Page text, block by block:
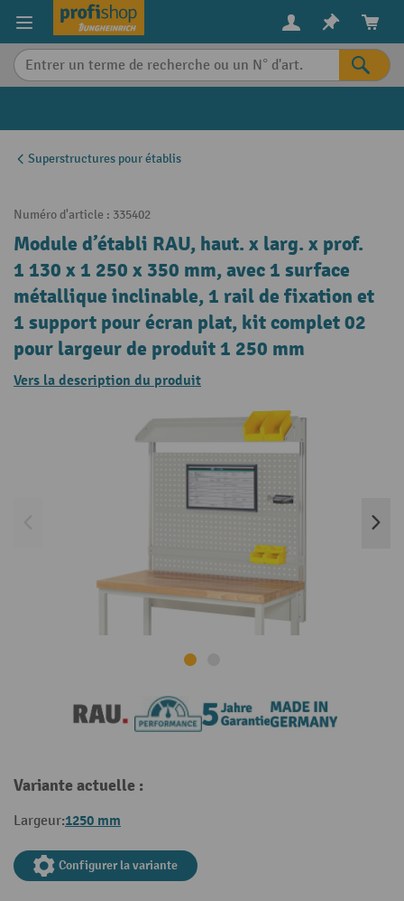
content
Superstructures pour établis
Numéro d'article : 335402
Module d’établi RAU, haut. x larg. x prof.
1 130 x 1 250 x 350 mm, avec 1 surface
métallique inclinable, 1 rail de fixation et
1 support pour écran plat, kit complet 02
pour largeur de produit 1 250 mm
Vers la description du produit
Variante actuelle :
Largeur:1250 mm
Configurer la variante